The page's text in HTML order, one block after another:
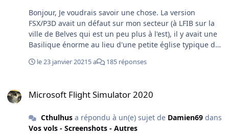
Bonjour, Je voudrais savoir une chose. La version
FSX/P3D avait un défaut sur mon secteur (à LFIB sur la
ville de Belves qui est un peu plus à l'est), il y avait une
Basilique énorme au lieu d'une petite église typique du
ou non ce défaut ? Avant d'investir dans cet addon, je
améliorations suite aux demandes utilisateurs ? Car
j'avais fini par le désactiver à cause de ça. (à l'époque je
n'ai pas souvenir d'avoir fait remonter ce problème).
le 23 janvier 20215 a 185 réponses
Microsoft Flight Simulator 2020
Cthulhusa répondu à un(e) sujet de Damien69dans
Vos vols - Screenshots - Autres